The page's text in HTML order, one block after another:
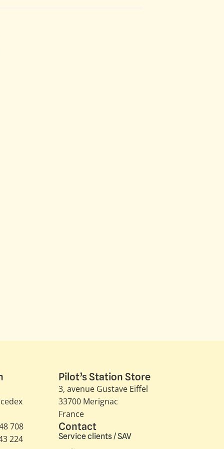
708
224
Pilot’s Station Store
3, avenue Gustave Eiffel​
33700 Merignac
France
Contact
Service clients / SAV